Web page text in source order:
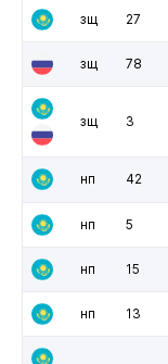
зщ 27
зщ 78
зщ 3
нп 42
нп 5
нп 15
нп 13